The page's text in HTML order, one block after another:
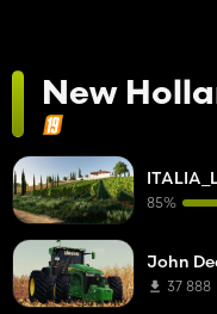
New
85%
John
37 888